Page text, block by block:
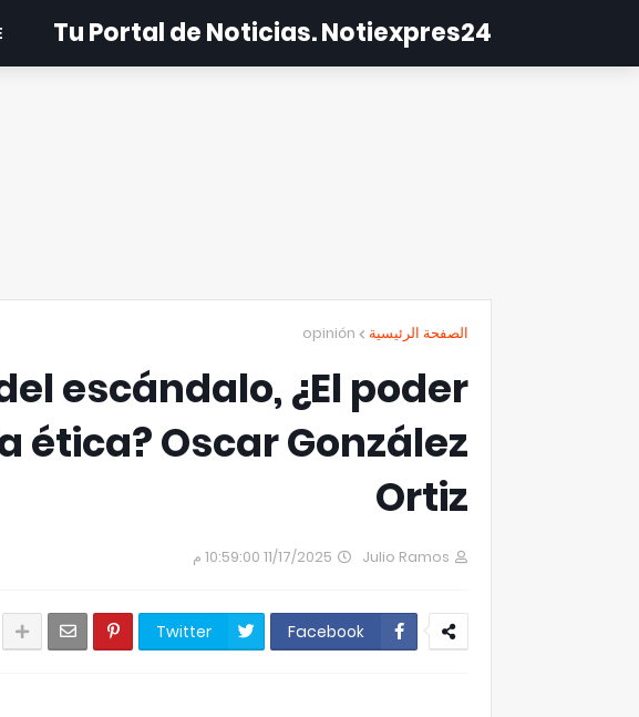
Tu Portal de Noticias. Notiexpres24
الصفحة الرئيسية opinión
escándalo, ¿El poder
ética? Oscar González
Ortiz
Julio Ramos 11/17/2025 10:59:00 م
Facebook
Twitter